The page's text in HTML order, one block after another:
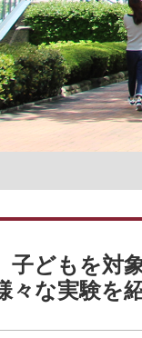
）
子どもを対
々な実験を